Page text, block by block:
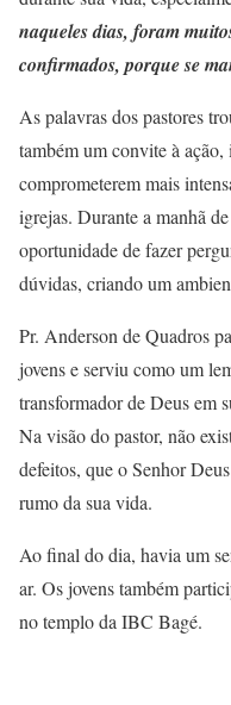
naqueles dias, foram
confirmados, porque se
As palavras dos pastores
também um convite à
comprometerem mais
igrejas. Durante a manhã
oportunidade de fazer
dúvidas, criando um
Pr. Anderson de Quadros
jovens e serviu como um
transformador de Deus em
Na visão do pastor, não
defeitos, que o Senhor
rumo da sua vida.
Ao final do dia, havia um
ar. Os jovens também
no templo da IBC Bagé.